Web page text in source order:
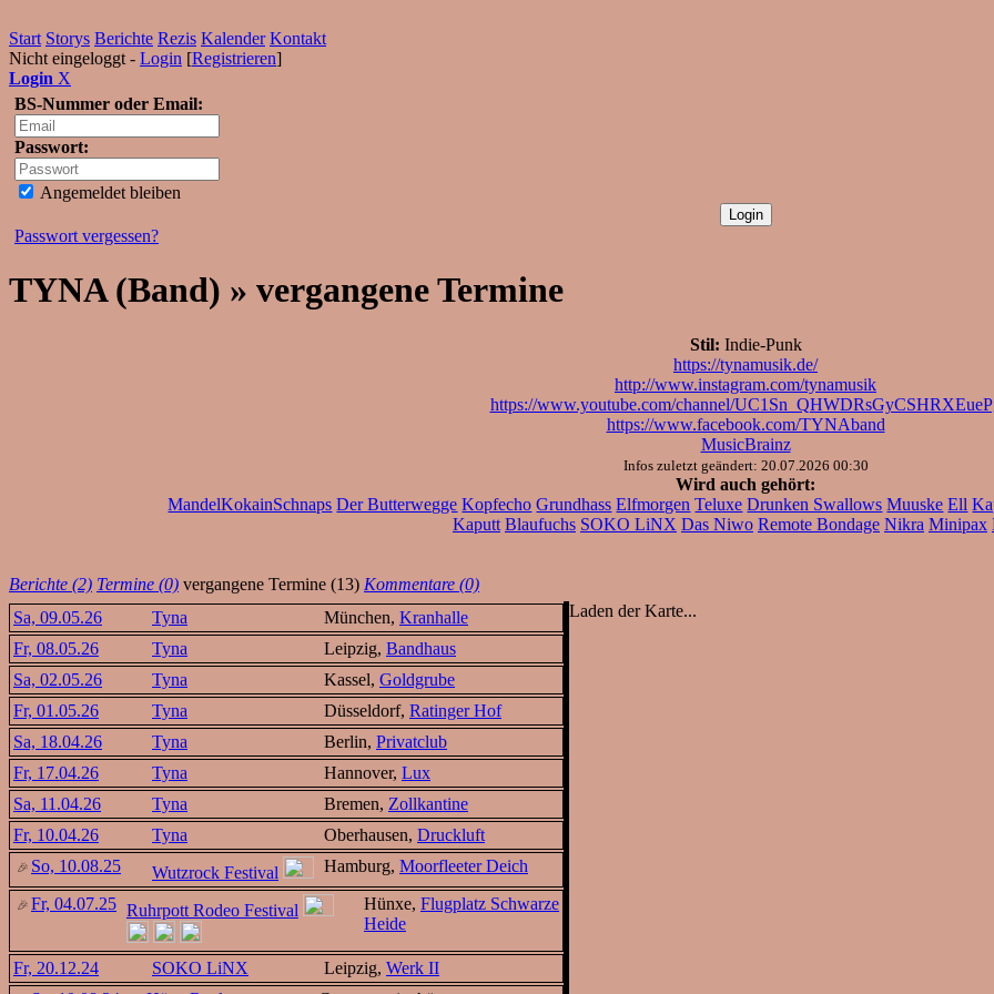
Start Storys Berichte Rezis Kalender Kontakt
Nicht eingeloggt - Login [Registrieren]
Login X
BS-Nummer oder Email:
Passwort:
Angemeldet bleiben
Passwort vergessen?
TYNA (Band) » vergangene Termine
Stil: Indie-Punk
https://tynamusik.de/
http://www.instagram.com/tynamusik
https://www.youtube.com/channel/
https://www.facebook.com/TYNAband
MusicBrainz
Infos zuletzt geändert: 20.07.2026 00:30
Wird auch gehört:
MandelKokainSchnaps Der Butterwegge Kopfecho Grundhass Elfmorgen Teluxe Drunken Swallows Muuske Ell
Kaputt Blaufuchs SOKO LiNX Das Niwo Remote Bondage Nikra Minipax
Berichte (2) Termine (0) vergangene Termine (13) Kommentare (0)
Sa, 09.05.26
Tyna München, Kranhalle
Fr, 08.05.26
Tyna Leipzig, Bandhaus
Sa, 02.05.26
Tyna Kassel, Goldgrube
Fr, 01.05.26
Tyna Düsseldorf, Ratinger Hof
Sa, 18.04.26
Tyna Berlin, Privatclub
Fr, 17.04.26
Tyna Hannover, Lux
Sa, 11.04.26
Tyna Bremen, Zollkantine
Fr, 10.04.26
Tyna Oberhausen, Druckluft
So, 10.08.25
Wutzrock Festival Hamburg, Moorfleeter Deich
Fr, 04.07.25 Ruhrpott Rodeo Festival Hünxe, Flugplatz Schwarze
Heide
Fr, 20.12.24 SOKO LiNX Leipzig, Werk II
Laden der Karte...